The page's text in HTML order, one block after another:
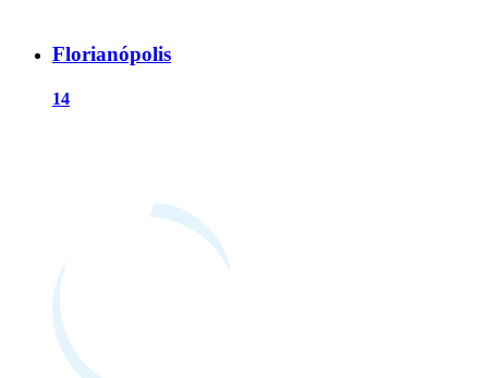
Florianópolis
14